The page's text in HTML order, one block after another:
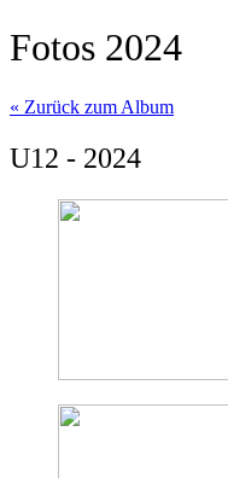
Fotos 2024
« Zurück zum Album
U12 - 2024